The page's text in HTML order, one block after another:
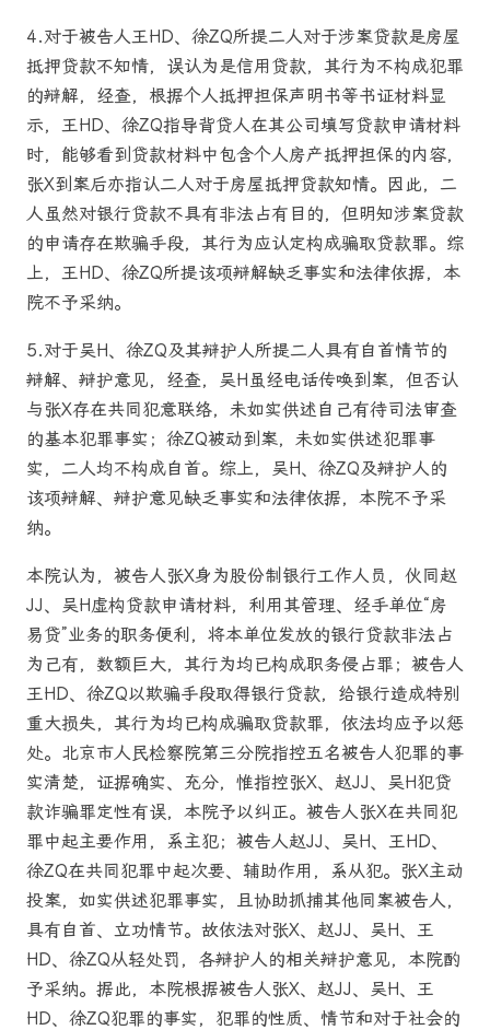
4.对于被告人王HD、徐ZQ所提二人对于涉案贷款是房屋
抵押贷款不知情，误认为是信用贷款，其行为不构成犯罪
的辩解，经查，根据个人抵押担保声明书等书证材料显
示，王HD、徐ZQ指导背贷人在其公司填写贷款申请材料
时，能够看到贷款材料中包含个人房产抵押担保的内容，
张X到案后亦指认二人对于房屋抵押贷款知情。因此，二
人虽然对银行贷款不具有非法占有目的，但明知涉案贷款
的申请存在欺骗手段，其行为应认定构成骗取贷款罪。综
上，王HD、徐ZQ所提该项辩解缺乏事实和法律依据，本
院不予采纳。
5.对于吴H、徐ZQ及其辩护人所提二人具有自首情节的
辩解、辩护意见，经查，吴H虽经电话传唤到案，但否认
与张X存在共同犯意联络，未如实供述自己有待司法审查
的基本犯罪事实；徐ZQ被动到案，未如实供述犯罪事
实，二人均不构成自首。综上，吴H、徐ZQ及辩护人的
该项辩解、辩护意见缺乏事实和法律依据，本院不予采
纳。
本院认为，被告人张X身为股份制银行工作人员，伙同赵
JJ、吴H虚构贷款申请材料，利用其管理、经手单位“房
易贷”业务的职务便利，将本单位发放的银行贷款非法占
为己有，数额巨大，其行为均已构成职务侵占罪；被告人
王HD、徐ZQ以欺骗手段取得银行贷款，给银行造成特别
重大损失，其行为均已构成骗取贷款罪，依法均应予以惩
处。北京市人民检察院第三分院指控五名被告人犯罪的事
实清楚，证据确实、充分，惟指控张X、赵JJ、吴H犯贷
款诈骗罪定性有误，本院予以纠正。被告人张X在共同犯
罪中起主要作用，系主犯；被告人赵JJ、吴H、王HD、
徐ZQ在共同犯罪中起次要、辅助作用，系从犯。张X主动
投案，如实供述犯罪事实，且协助抓捕其他同案被告人，
具有自首、立功情节。故依法对张X、赵JJ、吴H、王
HD、徐ZQ从轻处罚，各辩护人的相关辩护意见，本院酌
予采纳。据此，本院根据被告人张X、赵JJ、吴H、王
HD、徐ZQ犯罪的事实，犯罪的性质、情节和对于社会的